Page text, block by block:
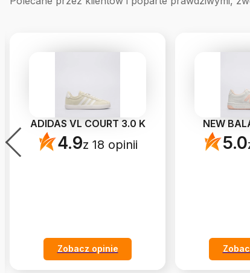
ADIDAS VL COURT 3.0 K
4.9z 18 opinii
Zobacz opinie
NEW
5.0